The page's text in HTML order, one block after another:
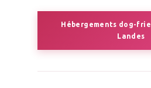
Hébergements dog-
Landes